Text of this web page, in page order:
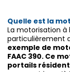
Quelle est la
La motorisation à
particulièrement
exemple de
FAAC 390. Ce
portails